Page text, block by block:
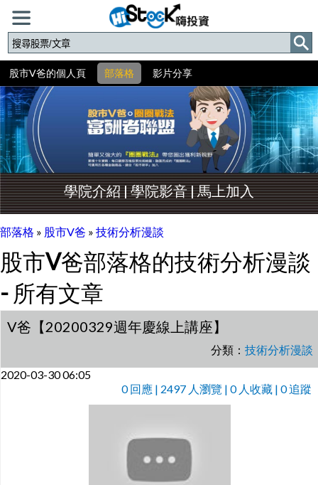
股市V爸的個人頁 部落格 影片分享
學院介紹|學院影音|馬上加入
部落格 » 股市V爸 » 技術分析漫談
股市V爸部落格的技術分析漫談
- 所有文章
V爸【20200329週年慶線上講座】
分類： 技術分析漫談
2020-03-30 06:05
0回應 | 2497 人瀏覽 | 0 人收藏 | 0 追蹤